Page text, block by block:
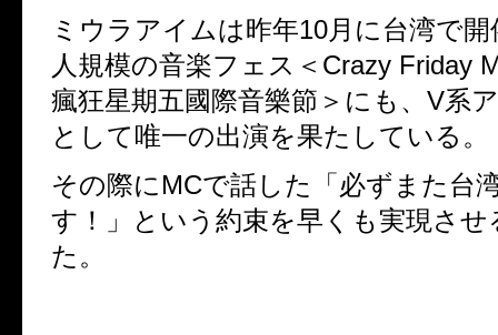
ミウラアイムは昨年10月に台湾で
人規模の音楽フェス＜Crazy Friday
瘋狂星期五國際音樂節＞にも、V系
として唯一の出演を果たしている。
その際にMCで話した「必ずまた台
す！」という約束を早くも実現させ
た。